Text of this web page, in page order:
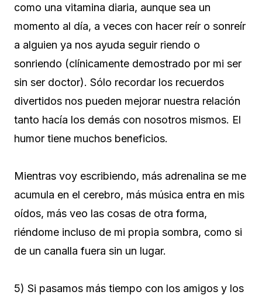
como una vitamina diaria, aunque sea un
momento al día, a veces con hacer reír o sonreír
a alguien ya nos ayuda seguir riendo o
sonriendo (clínicamente demostrado por mi ser
sin ser doctor). Sólo recordar los recuerdos
divertidos nos pueden mejorar nuestra relación
tanto hacía los demás con nosotros mismos. El
humor tiene muchos beneficios.
Mientras voy escribiendo, más adrenalina se me
acumula en el cerebro, más música entra en mis
oídos, más veo las cosas de otra forma,
riéndome incluso de mi propia sombra, como si
de un canalla fuera sin un lugar.
5) Si pasamos más tiempo con los amigos y los